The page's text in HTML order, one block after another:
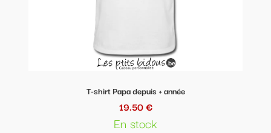
T-shirt Papa depuis + année
19.50 €
En stock